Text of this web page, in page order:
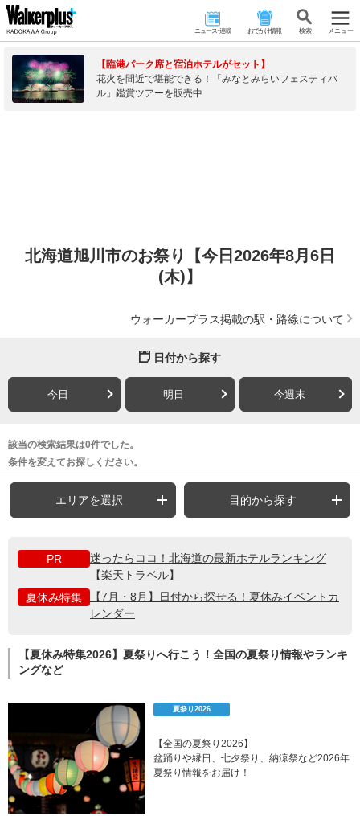
ニュース･連載 おでかけ情報 検 索 メニュー
【臨港パーク席と宿泊ホテルがセット】
花火を間近で堪能できる！「みなとみらいフェスティバ
ル」鑑賞ツアーを販売中
北海道旭川市のお祭り【今日2026年8月6日
(木)】
ウォーカープラス掲載の駅・路線について
日付から探す
今日 明日 今週末
該当の検索結果は0件でした。
条件を変えてお探しください。
エリアを選択 目的から探す
PR
迷ったらココ！北海道の最新ホテルランキング
【楽天トラベル】
夏休み特集
【7月・8月】日付から探せる！夏休みイベントカ
レンダー
【夏休み特集2026】夏祭りへ行こう！全国の夏祭り情報やランキ
ングなど
夏祭り2026
【全国の夏祭り2026】
盆踊りや縁日、七夕祭り、納涼祭など2026年
夏祭り情報をお届け！